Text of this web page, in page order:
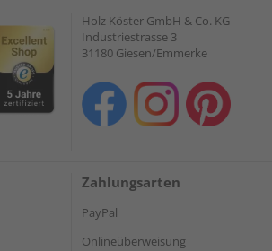
Holz Köster GmbH & Co. KG
Industriestrasse 3
31180 Giesen/Emmerke
Zahlungsarten
PayPal
Onlineüberweisung